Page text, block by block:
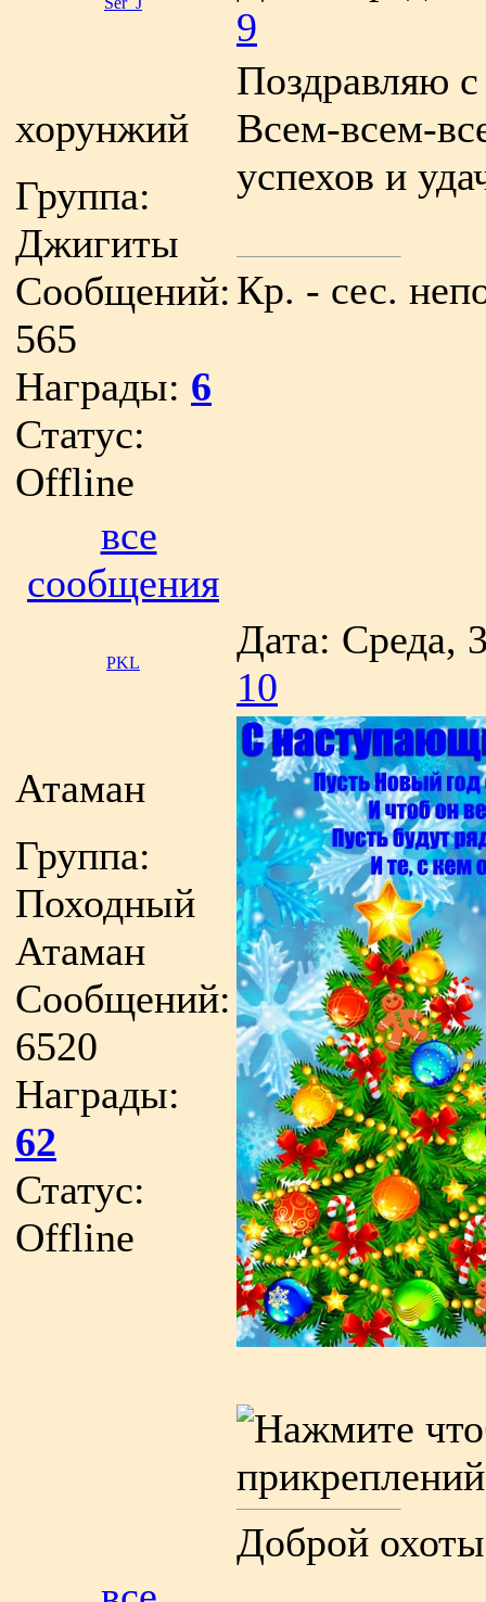
9
хорунжий
Группа:
Джигиты
Сообщений:
565
Награды: 6
Статус:
Offline
Поздравляю
Всем-всем-
успехов и
Кр. - сес.
все
сообщения
PKL
Дата: Среда,
10
Атаман
Группа:
Походный
Атаман
Сообщений:
6520
Награды:
62
Статус:
Offline
Доброй